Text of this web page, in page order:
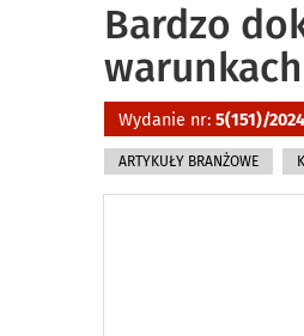
Bardzo
warunkach
Wydanie nr: 5(151)/2024
ARTYKUŁY BRANŻOWE